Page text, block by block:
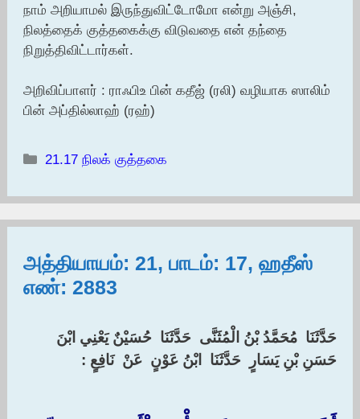
நாம் அறியாமல் இருந்துவிட்டோமோ என்று அஞ்சி,
நிலத்தைக் குத்தகைக்கு விடுவதை என் தந்தை
நிறுத்திவிட்டார்கள்.
அறிவிப்பாளர் : ராஃபிஉ பின் கதீஜ் (ரலி) வழியாக ஸாலிம்
பின் அப்தில்லாஹ் (ரஹ்)
Categories
21.17 நிலக் குத்தகை
அத்தியாயம்: 21, பாடம்: 17, ஹதீஸ்
எண்: 2883
‏حَدَّثَنَا ‏ ‏مُحَمَّدُ بْنُ الْمُثَنَّى ‏ ‏حَدَّثَنَا ‏ ‏حُسَيْنٌ يَعْنِي ابْنَ
حَسَنِ بْنِ يَسَارٍ ‏ ‏حَدَّثَنَا ‏ ‏ابْنُ عَوْنٍ ‏ ‏عَنْ ‏ ‏نَافِعٍ : ‏